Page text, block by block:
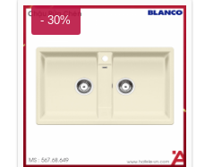
- 30%